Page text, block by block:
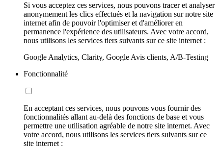
Si vous acceptez ces services, nous pouvons tracer et analyser
anonymement les clics effectués et la navigation sur notre site
internet afin de pouvoir l'optimiser et d'améliorer en
permanence l'expérience des utilisateurs. Avec votre accord,
nous utilisons les services tiers suivants sur ce site internet :
Google Analytics, Clarity, Google Avis clients, A/B-Testing
Fonctionnalité
En acceptant ces services, nous pouvons vous fournir des
fonctionnalités allant au-delà des fonctions de base et vous
permettre une utilisation agréable de notre site internet. Avec
votre accord, nous utilisons les services tiers suivants sur ce
site internet :